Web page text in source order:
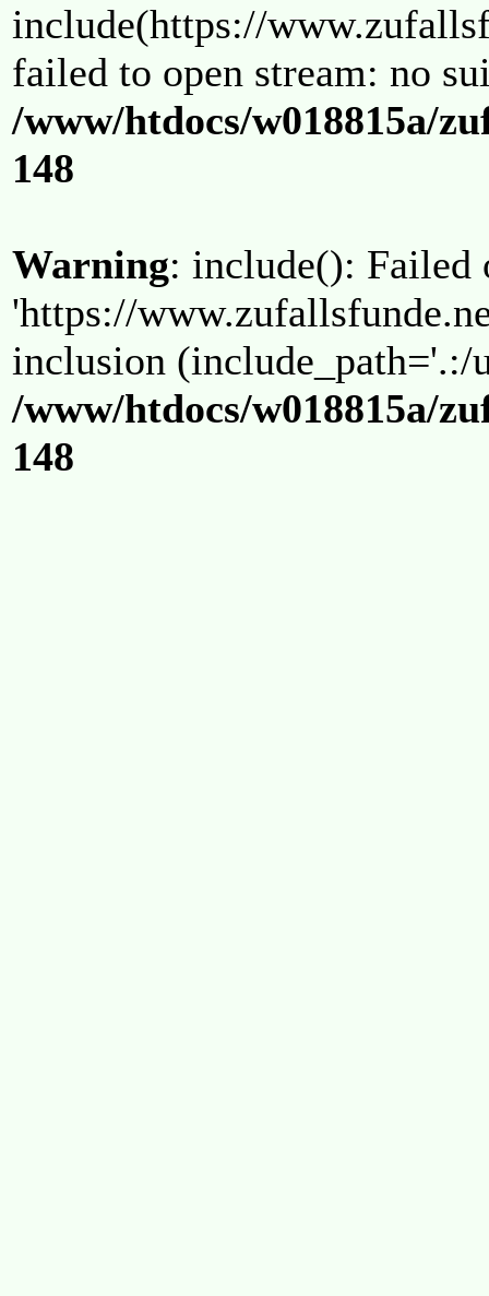
include(https://
failed to open stream: no
/www/htdocs/w018815a/
148
Warning: include(): Failed
'https://
inclusion (include_path='.:/
/www/htdocs/w018815a/
148